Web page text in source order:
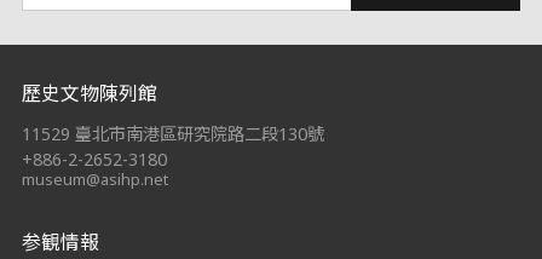
歷史文物陳列館
11529 臺北市南港區研究院路二段130號
+886-2-2652-3180
museum@asihp.net
参観情報